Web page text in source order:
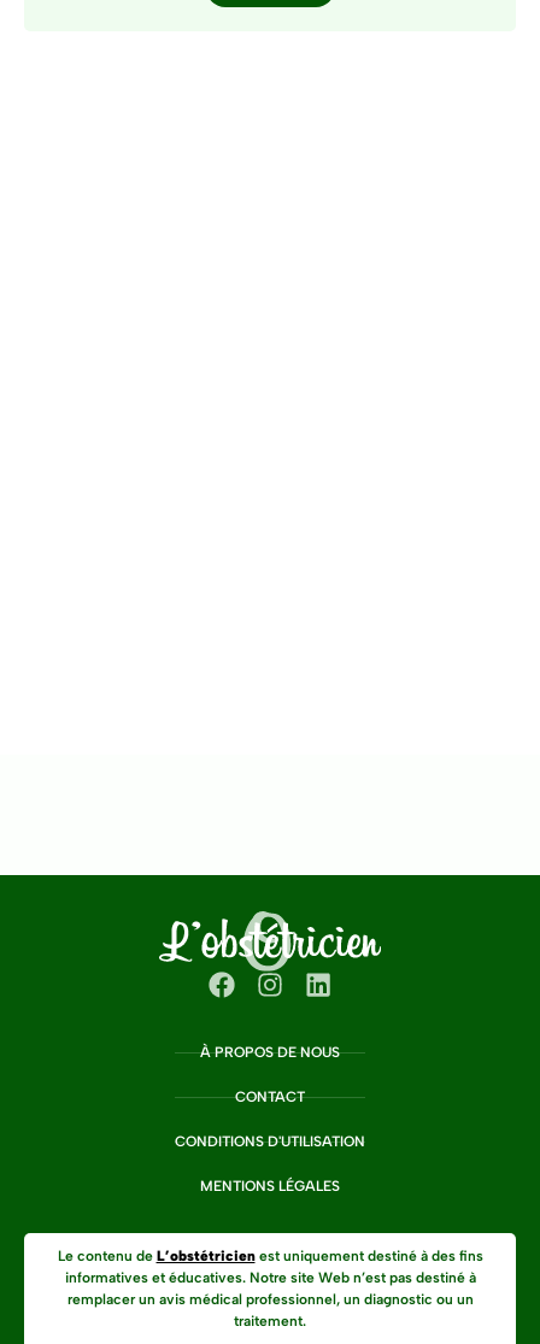
À PROPOS DE NOUS
CONTACT
CONDITIONS D'UTILISATION
MENTIONS LÉGALES
Le contenu de L’obstétricienest uniquement destiné à des fins
informatives et éducatives. Notre site Web n’est pas destiné à
remplacer un avis médical professionnel, un diagnostic ou un
traitement.